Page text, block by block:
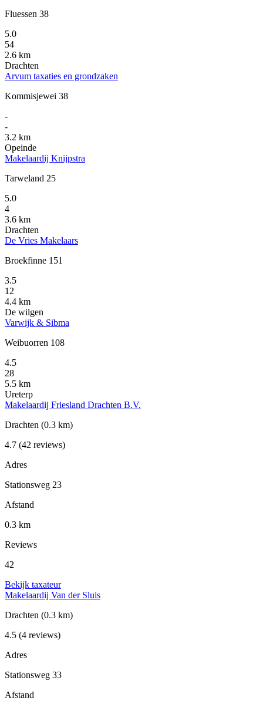
Fluessen 38
5.0
54
2.6 km
Drachten
Arvum taxaties en grondzaken
Kommisjewei 38
-
-
3.2 km
Opeinde
Makelaardij Knijpstra
Tarweland 25
5.0
4
3.6 km
Drachten
De Vries Makelaars
Broekfinne 151
3.5
12
4.4 km
De wilgen
Varwijk & Sibma
Weibuorren 108
4.5
28
5.5 km
Ureterp
Makelaardij Friesland Drachten B.V.
Drachten (0.3 km)
4.7 (42 reviews)
Adres
Stationsweg 23
Afstand
0.3 km
Reviews
42
Bekijk taxateur
Makelaardij Van der Sluis
Drachten (0.3 km)
4.5 (4 reviews)
Adres
Stationsweg 33
Afstand